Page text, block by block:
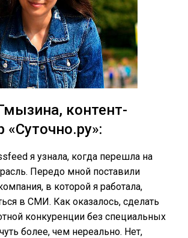
контент-
я узнала, когда перешла на
Передо мной поставили
в которой я работала,
в СМИ. Как оказалось, сделать
конкуренции без специальных
более, чем нереально. Нет,